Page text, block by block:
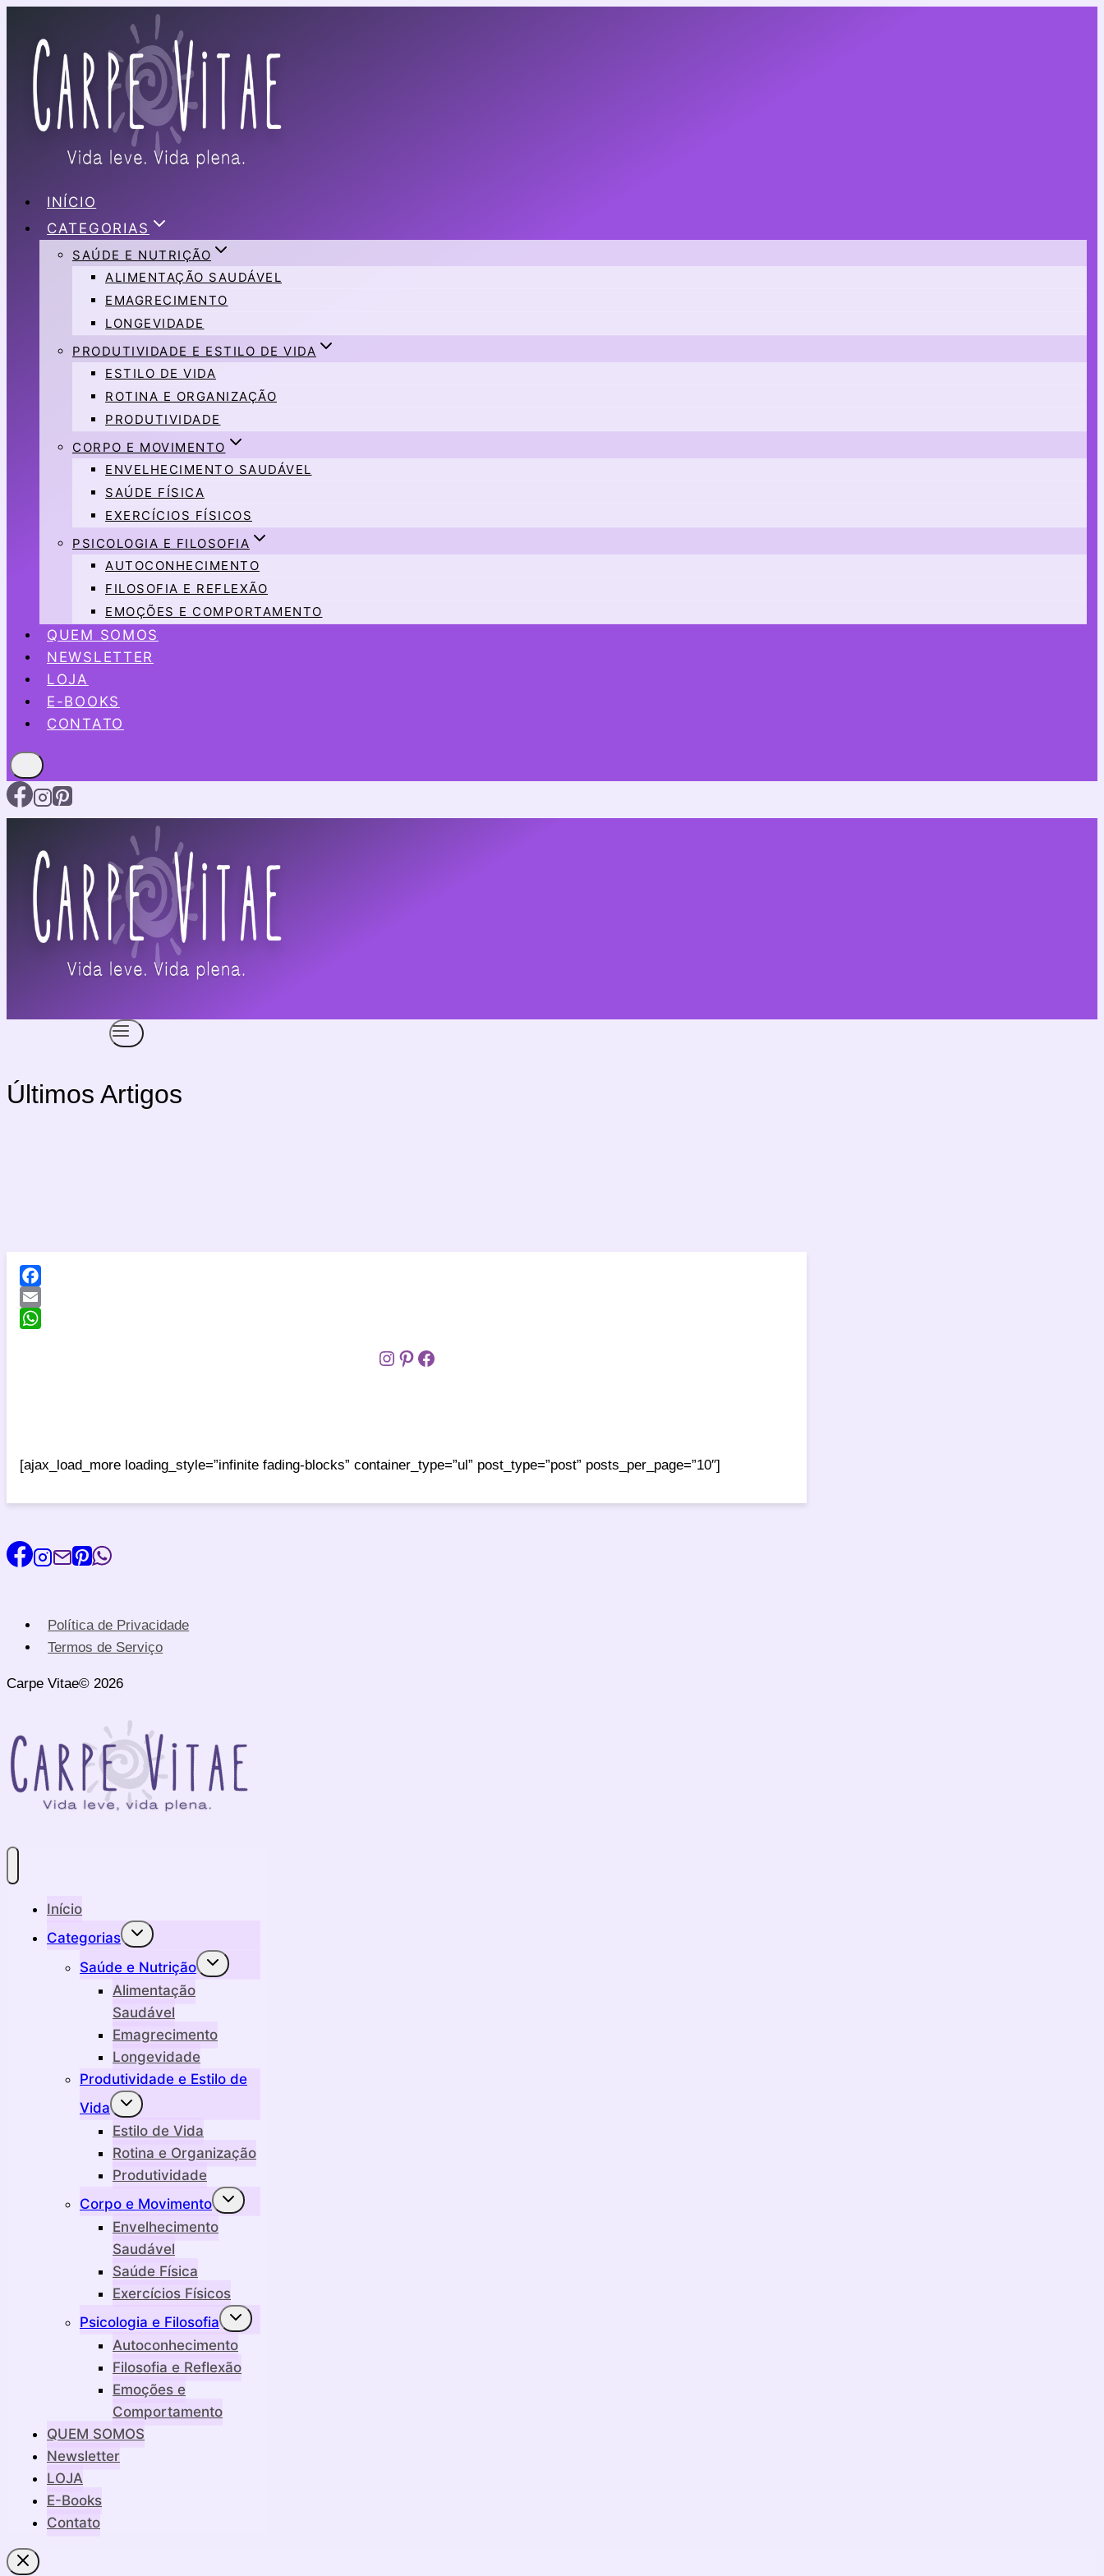
Conteúdo
INÍCIO
CATEGORIAS
SAÚDE E NUTRIÇÃO
ALIMENTAÇÃO SAUDÁVEL
EMAGRECIMENTO
LONGEVIDADE
PRODUTIVIDADE E ESTILO DE VIDA
ESTILO DE VIDA
ROTINA E ORGANIZAÇÃO
PRODUTIVIDADE
CORPO E MOVIMENTO
ENVELHECIMENTO SAUDÁVEL
SAÚDE FÍSICA
EXERCÍCIOS FÍSICOS
PSICOLOGIA E FILOSOFIA
AUTOCONHECIMENTO
FILOSOFIA E REFLEXÃO
EMOÇÕES E COMPORTAMENTO
QUEM SOMOS
NEWSLETTER
LOJA
E-BOOKS
CONTATO
Últimos Artigos
Instagram
Pinterest
Facebook
[ajax_load_more loading_style=”infinite fading-blocks” container_type=”ul” post_type=”post” posts_per_page=”10″]
Política de Privacidade
Termos de Serviço
Carpe Vitae© 2026
Início
Categorias
Alternar
menu
Saúde e Nutrição
Alternar
menu
Alimentação
Saudável
Emagrecimento
Longevidade
Produtividade e Estilo de
Vida
Alternar
menu
filho
Estilo de Vida
Rotina e Organização
Produtividade
Corpo e Movimento
Alternar
menu
Envelhecimento
Saudável
Saúde Física
Exercícios Físicos
Psicologia e Filosofia
Alternar
menu
Autoconhecimento
Filosofia e Reflexão
Emoções e
Comportamento
QUEM SOMOS
Newsletter
LOJA
E-Books
Contato